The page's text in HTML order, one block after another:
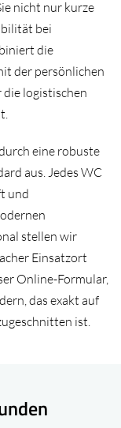
nicht nur kurze
bei
die
der persönlichen
die logistischen
eine robuste
aus. Jedes WC
und
stellen wir
Einsatzort
Online-Formular,
das exakt auf
ist.